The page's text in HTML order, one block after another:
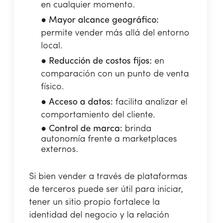
en cualquier momento.
● Mayor alcance geográfico:
permite vender más allá del entorno
local.
● Reducción de costos fijos: en
comparación con un punto de venta
físico.
●Acceso a datos:facilita analizar el
comportamiento del cliente.
● Control de marca: brinda
autonomía frente a marketplaces
externos.
Si bien vender a través de plataformas
de terceros puede ser útil para iniciar,
tener un sitio propio fortalece la
identidad del negocio y la relación